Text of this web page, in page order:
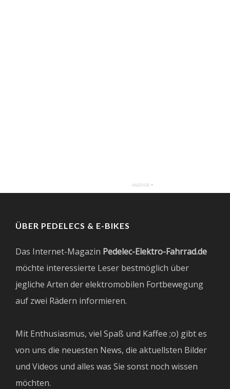
ÜBER PEDELECS & E-BIKES
Das Internet-Magazin Pedelec-Elektro-Fahrrad.de
möchte interessierte Leser bestmöglich über
jegliche Arten der elektromobilen Fortbewegung
auf zwei Rädern informieren.
Mit Enthusiasmus, viel Spaß und Kaffee ;o) gibt es
von uns die neuesten News, die aktuellsten Bilder
und Videos und alles was Sie sonst noch wissen
möchten.